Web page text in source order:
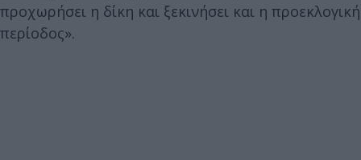
προχωρήσει η δίκη και ξεκινήσει και η προεκλογική
περίοδος».